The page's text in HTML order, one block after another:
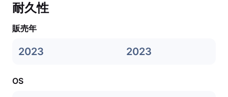
耐久性
販売年
2023 2023
OS